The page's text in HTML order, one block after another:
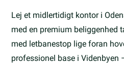
Lej et midlertidigt kontor i
med en premium beliggenhed
med letbanestop lige foran
professionel base i Videnbyen